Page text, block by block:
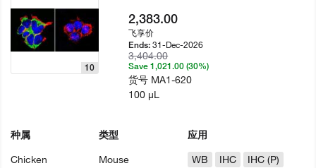
10
种属
Chicken
类型
Mouse
应用
WB
IHC
IHC (P)
2,383.00
飞享价
Ends:31-Dec-2026
3,404.00
Save 1,021.00 (30%)
货号 MA1-620
100 µL